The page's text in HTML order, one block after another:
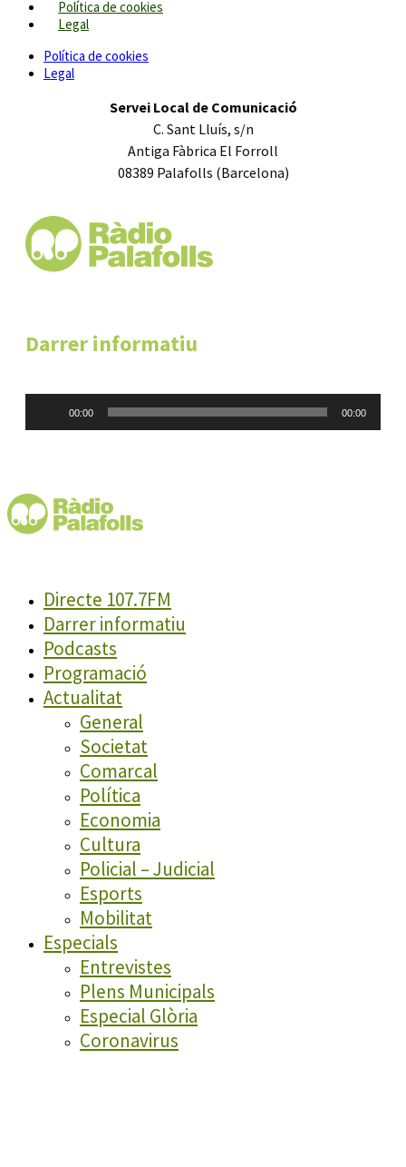
Política de cookies
Legal
Política de cookies
Legal
Servei Local de Comunicació
C. Sant Lluís, s/n
Antiga Fàbrica El Forroll
08389 Palafolls (Barcelona)
Darrer informatiu
00:00 00:00
Directe 107.7FM
Darrer informatiu
Podcasts
Programació
Actualitat
General
Societat
Comarcal
Política
Economia
Cultura
Policial – Judicial
Esports
Mobilitat
Especials
Entrevistes
Plens Municipals
Especial Glòria
Coronavirus